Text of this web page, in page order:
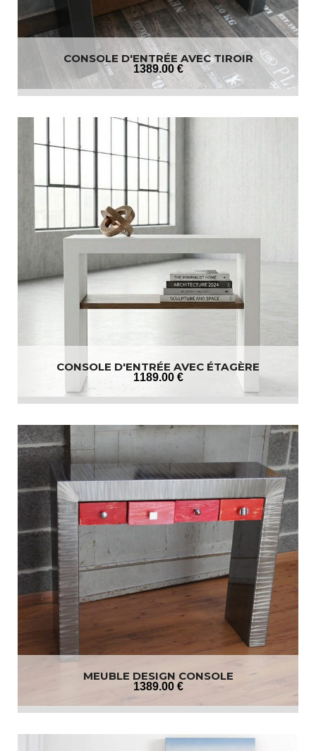
CONSOLE D'ENTRÉE AVEC TIROIR
1389.00 €
CONSOLE D'ENTRÉE AVEC ÉTAGÈRE
1189.00 €
MEUBLE DESIGN CONSOLE
1389.00 €